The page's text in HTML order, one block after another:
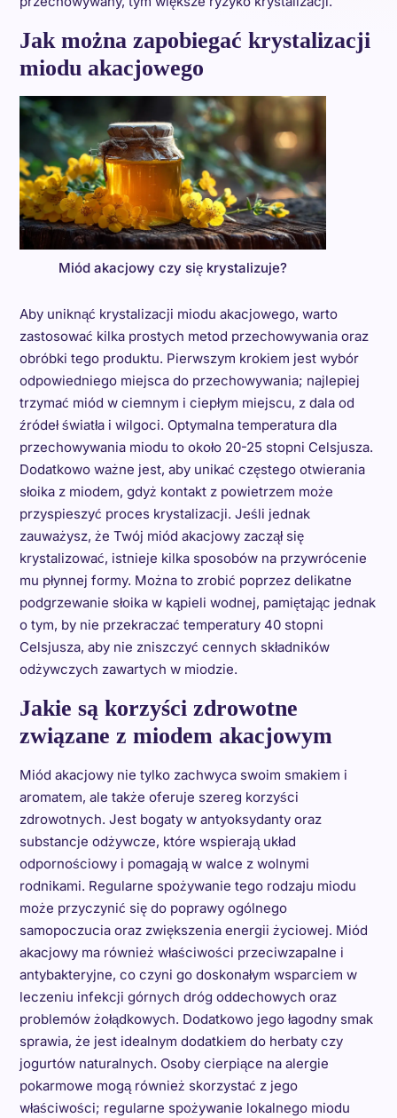
Jak można zapobiegać krystalizacji
miodu akacjowego
Miód akacjowy czy się krystalizuje?
Aby uniknąć krystalizacji miodu akacjowego, warto
zastosować kilka prostych metod przechowywania oraz
obróbki tego produktu. Pierwszym krokiem jest wybór
odpowiedniego miejsca do przechowywania; najlepiej
trzymać miód w ciemnym i ciepłym miejscu, z dala od
źródeł światła i wilgoci. Optymalna temperatura dla
przechowywania miodu to około 20-25 stopni Celsjusza.
Dodatkowo ważne jest, aby unikać częstego otwierania
słoika z miodem, gdyż kontakt z powietrzem może
przyspieszyć proces krystalizacji. Jeśli jednak
zauważysz, że Twój miód akacjowy zaczął się
krystalizować, istnieje kilka sposobów na przywrócenie
mu płynnej formy. Można to zrobić poprzez delikatne
podgrzewanie słoika w kąpieli wodnej, pamiętając jednak
o tym, by nie przekraczać temperatury 40 stopni
Celsjusza, aby nie zniszczyć cennych składników
odżywczych zawartych w miodzie.
Jakie są korzyści zdrowotne
związane z miodem akacjowym
Miód akacjowy nie tylko zachwyca swoim smakiem i
aromatem, ale także oferuje szereg korzyści
zdrowotnych. Jest bogaty w antyoksydanty oraz
substancje odżywcze, które wspierają układ
odpornościowy i pomagają w walce z wolnymi
rodnikami. Regularne spożywanie tego rodzaju miodu
może przyczynić się do poprawy ogólnego
samopoczucia oraz zwiększenia energii życiowej. Miód
akacjowy ma również właściwości przeciwzapalne i
antybakteryjne, co czyni go doskonałym wsparciem w
leczeniu infekcji górnych dróg oddechowych oraz
problemów żołądkowych. Dodatkowo jego łagodny smak
sprawia, że jest idealnym dodatkiem do herbaty czy
jogurtów naturalnych. Osoby cierpiące na alergie
pokarmowe mogą również skorzystać z jego
właściwości; regularne spożywanie lokalnego miodu